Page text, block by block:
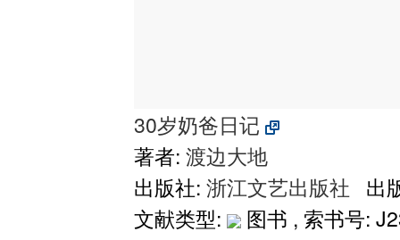
30岁奶爸日记
著者: 渡边大地
出版社: 浙江文艺出版社 出
文献类型:
图书 , 索书号: